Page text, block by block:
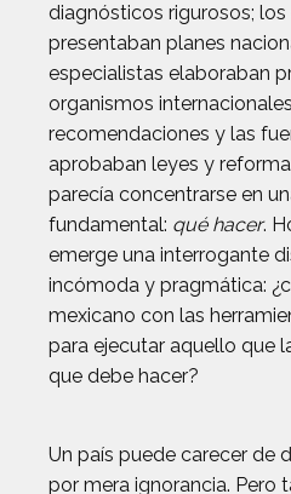
diagnósticos rigurosos;
presentaban planes
especialistas elaboraban
organismos
recomendaciones y las
aprobaban leyes y
parecía concentrarse en
fundamental: qué hacer.
emerge una interrogante
incómoda y pragmática:
mexicano con las
para ejecutar aquello que
que debe hacer?
Un país puede carecer de
por mera ignorancia. Pero